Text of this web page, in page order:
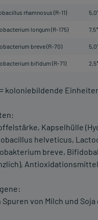
rhamnosus (R-11)
longum (R-175)
breve (R-70)
bifidum (R-71)
koloniebildende
Kapselhülle
helveticus,
breve,
Spuren von Milch und Soja